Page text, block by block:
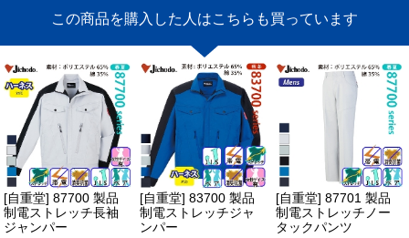
この商品を購入した人はこちらも買っています
[自重堂] 87700 製品
制電ストレッチ長袖
ジャンパー
[自重堂] 83700 製品
制電ストレッチジャ
ンパー
[自重堂] 87701 製品
制電ストレッチノー
タックパンツ